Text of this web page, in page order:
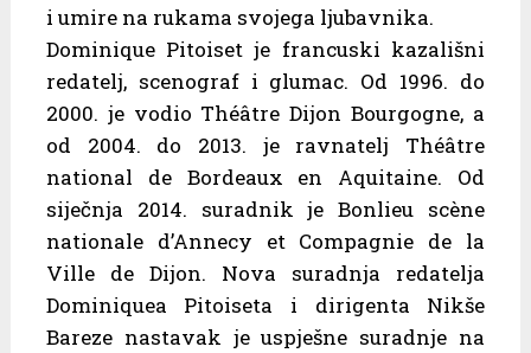
i umire na rukama svojega ljubavnika.
Dominique Pitoiset je francuski kazališni
redatelj, scenograf i glumac. Od 1996. do
2000. je vodio Théâtre Dijon Bourgogne, a
od 2004. do 2013. je ravnatelj Théâtre
national de Bordeaux en Aquitaine. Od
siječnja 2014. suradnik je Bonlieu scène
nationale d’Annecy et Compagnie de la
Ville de Dijon. Nova suradnja redatelja
Dominiquea Pitoiseta i dirigenta Nikše
Bareze nastavak je uspješne suradnje na